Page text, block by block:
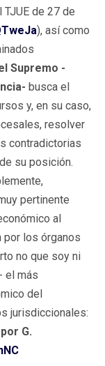
de 27 de
), así como
Supremo -
busca el
y, en su caso,
resolver
contradictorias
su posición.
pertinente
al
por los órganos
no que soy ni
el más
del
jurisdiccionales:
G.